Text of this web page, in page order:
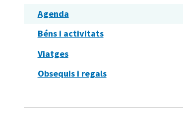
Agenda
Béns i activitats
Viatges
Obsequis i regals